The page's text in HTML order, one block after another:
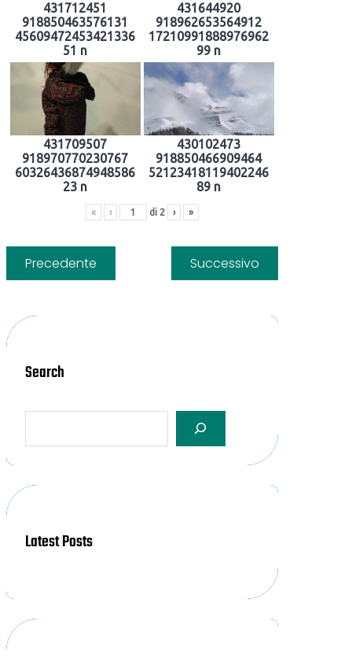
431712451
918850463576131
45609472453421336
51 n
431644920
918962653564912
17210991888976962
99 n
431709507
918970770230767
60326436874948586
23 n
430102473
918850466909464
52123418119402246
89 n
« ‹ di 2 › »
Precedente Successivo
Search
Latest Posts